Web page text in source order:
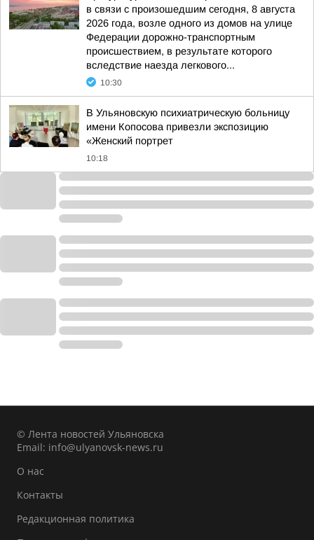
в связи с произошедшим сегодня, 8 августа
2026 года, возле одного из домов на улице
Федерации дорожно-транспортным
происшествием, в результате которого
вследствие наезда легкового...
10:30
В Ульяновскую психиатрическую больницу
имени Копосова привезли экспозицию
«Женский портрет
10:18
© Лента новостей Ульяновска
Email: info@ulyanovsk-news.ru
О нас
Контакты
Редакционная политика